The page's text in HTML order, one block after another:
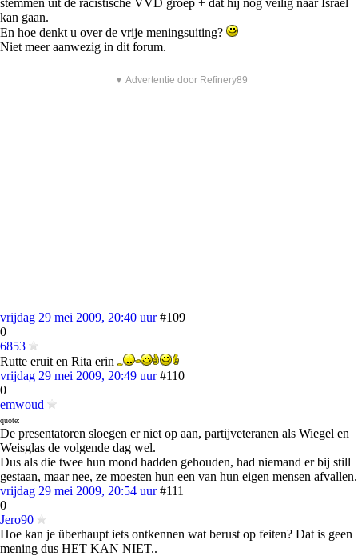
stemmen uit de racistische VVD groep + dat hij nog veilig naar Israel
kan gaan.
En hoe denkt u over de vrije meningsuiting?
Niet meer aanwezig in dit forum.
▼ Advertentie door Refinery89
vrijdag 29 mei 2009, 20:40 uur #109
0
6853
Rutte eruit en Rita erin
vrijdag 29 mei 2009, 20:49 uur #110
0
emwoud
quote:
De presentatoren sloegen er niet op aan, partijveteranen als Wiegel en
Weisglas de volgende dag wel.
Dus als die twee hun mond hadden gehouden, had niemand er bij still
gestaan, maar nee, ze moesten hun een van hun eigen mensen afvallen.
vrijdag 29 mei 2009, 20:54 uur #111
0
Jero90
Hoe kan je überhaupt iets ontkennen wat berust op feiten? Dat is geen
mening dus HET KAN NIET..